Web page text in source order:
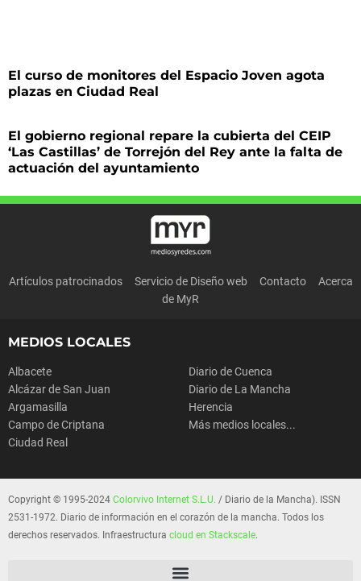
El curso de monitores del Espacio Joven agota
plazas en Ciudad Real
El gobierno regional repare la cubierta del CEIP
‘Las Castillas’ de Torrejón del Rey ante la falta de
actuación del ayuntamiento
Artículos patrocinados Servicio de Diseño web Contacto
Acerca
de MyR
MEDIOS LOCALES
Albacete
Alcázar de San Juan
Argamasilla
Campo de Criptana
Ciudad Real
Diario de Cuenca
Diario de La Mancha
Herencia
Más medios locales...
Copyright © 1995-2024 Colorvivo Internet S.L.U. / Diario de la Mancha). ISSN
2531-1972. Diario de información en el corazón de la mancha. Todos los
derechos reservados. Infraestructura cloud en Stackscale.